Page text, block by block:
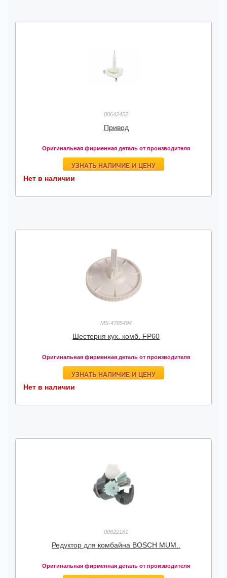
00642452
Привод
Оригинальная фирменная деталь от производителя
УЗНАТЬ НАЛИЧИЕ И ЦЕНУ
Нет в наличии
MS-4785494
Шестерня кух. комб. FP60
Оригинальная фирменная деталь от производителя
УЗНАТЬ НАЛИЧИЕ И ЦЕНУ
Нет в наличии
00622181
Редуктор для комбайна BOSCH MUM..
Оригинальная фирменная деталь от производителя